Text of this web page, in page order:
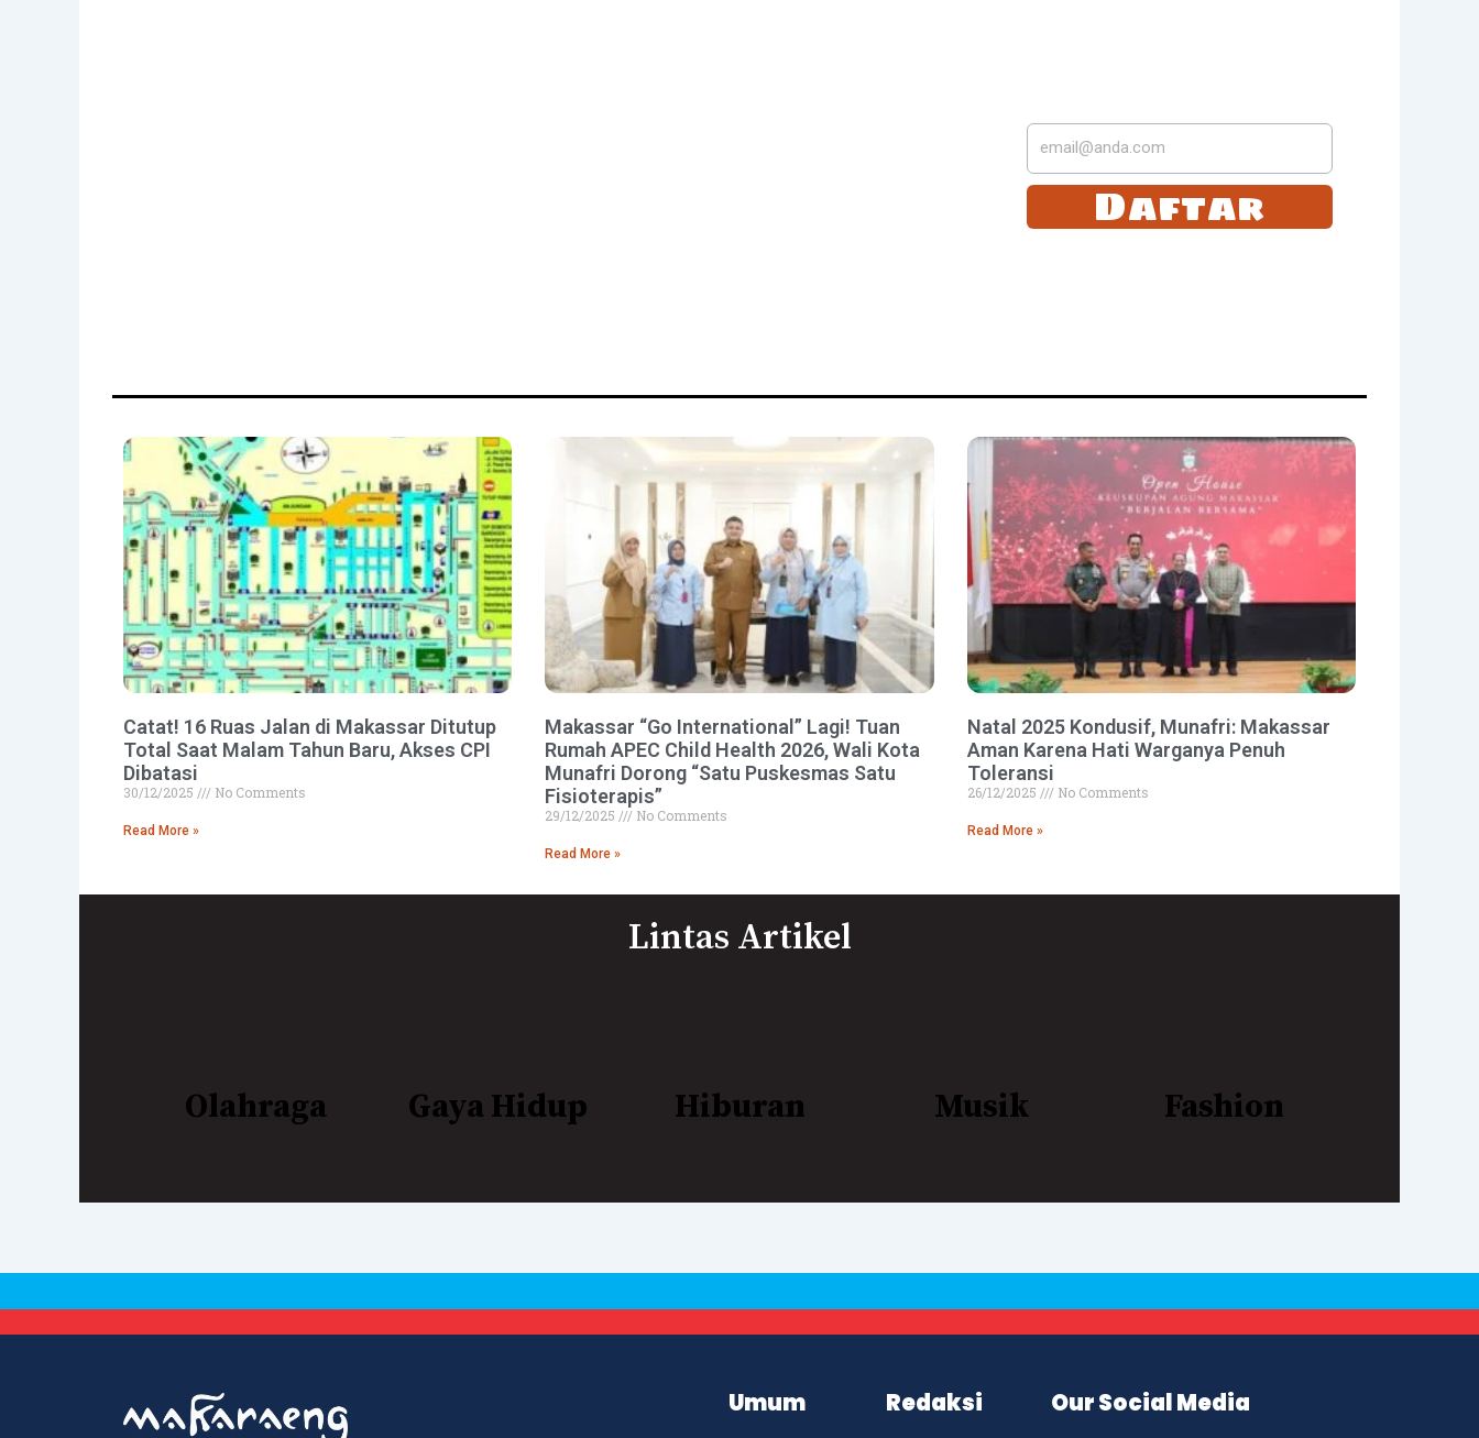
Daftar
Catat! 16 Ruas Jalan di Makassar Ditutup
Total Saat Malam Tahun Baru, Akses CPI
Dibatasi
30/12/2025 No Comments
Read More »
Makassar “Go International” Lagi! Tuan
Rumah APEC Child Health 2026, Wali Kota
Munafri Dorong “Satu Puskesmas Satu
Fisioterapis”
29/12/2025 No Comments
Read More »
Natal 2025 Kondusif, Munafri: Makassar
Aman Karena Hati Warganya Penuh
Toleransi
26/12/2025 No Comments
Read More »
Lintas Artikel
Olahraga Gaya Hidup Hiburan Musik Fashion
Umum Redaksi Our Social Media